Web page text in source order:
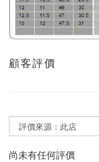
顧客評價
尚未有任何評價